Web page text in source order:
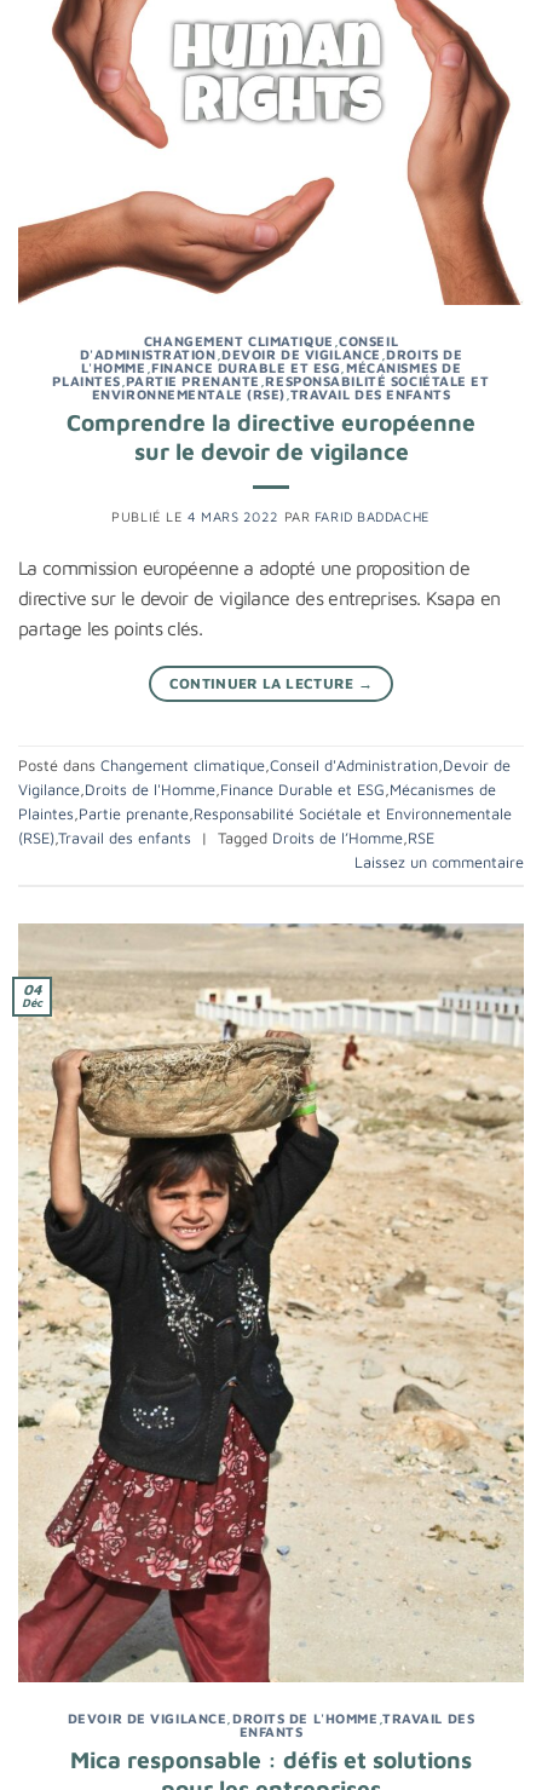
CHANGEMENT CLIMATIQUE ,CONSEIL
D'ADMINISTRATION ,DEVOIR DE VIGILANCE ,DROITS DE
L'HOMME ,FINANCE DURABLE ET ESG ,MÉCANISMES DE
PLAINTES ,PARTIE PRENANTE ,RESPONSABILITÉ SOCIÉTALE ET
ENVIRONNEMENTALE (RSE) TRAVAIL DES ENFANTS
Comprendre la directive européenne
sur le devoir de vigilance
PUBLIÉ LE 4 MARS 2022 PAR FARID BADDACHE
La commission européenne a adopté une proposition de
directive sur le devoir de vigilance des entreprises. Ksapa en
partage les points clés.
CONTINUER LA LECTURE →
Posté dans Changement climatique,Conseil d'Administration,Devoir de
Vigilance,Droits de l'Homme,Finance Durable et ESG,Mécanismes de
Plaintes,Partie prenante,Responsabilité Sociétale et Environnementale
(RSE),Travail des enfants | Tagged Droits de l’Homme,RSE
Laissez un commentaire
04
Déc
DEVOIR DE VIGILANCE DROITS DE L'HOMME ,TRAVAIL DES
ENFANTS
Mica responsable : défis et solutions